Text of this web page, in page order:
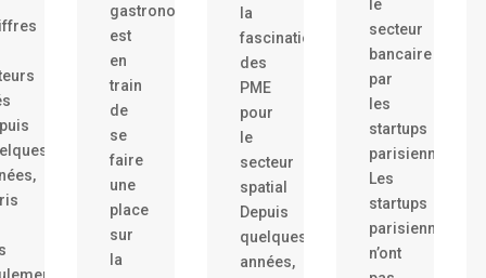
gastronomie,
est
en
train
de
se
faire
une
place
sur
fascination
des
PME
pour
secteur
spatial
Depuis
quelques
années,
secteur
bancaire
par
les
startups
parisiennes
Les
startups
parisiennes
n’ont